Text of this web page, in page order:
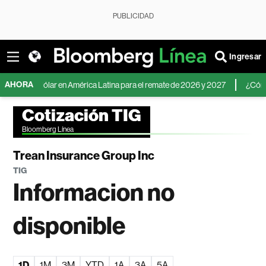
PUBLICIDAD
Ingresar
AHORA
dólar en América Latina para el remate de 2026 y 2027 ¿Cómo
Cotización TIG
Bloomberg Línea
Trean Insurance Group Inc
TIG
Informacion no
disponible